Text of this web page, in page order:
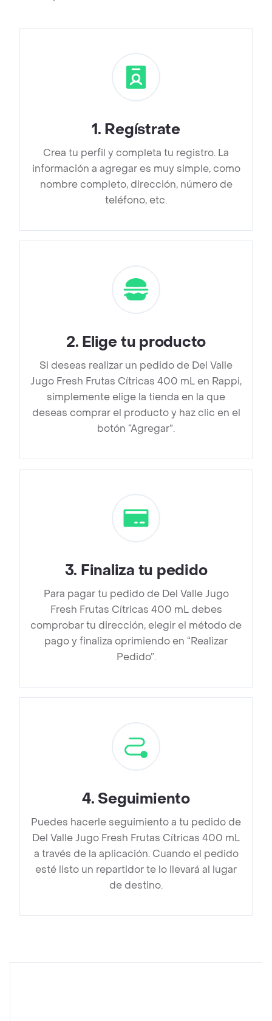
1. Regístrate
Crea tu perfil y completa tu registro. La
información a agregar es muy simple, como
nombre completo, dirección, número de
teléfono, etc.
2. Elige tu producto
Si deseas realizar un pedido de Del Valle
Jugo Fresh Frutas Cítricas 400 mL en Rappi,
simplemente elige la tienda en la que
deseas comprar el producto y haz clic en el
botón “Agregar”.
3. Finaliza tu pedido
Para pagar tu pedido de Del Valle Jugo
Fresh Frutas Cítricas 400 mL debes
comprobar tu dirección, elegir el método de
pago y finaliza oprimiendo en “Realizar
Pedido”.
4. Seguimiento
Puedes hacerle seguimiento a tu pedido de
Del Valle Jugo Fresh Frutas Cítricas 400 mL
a través de la aplicación. Cuando el pedido
esté listo un repartidor te lo llevará al lugar
de destino.